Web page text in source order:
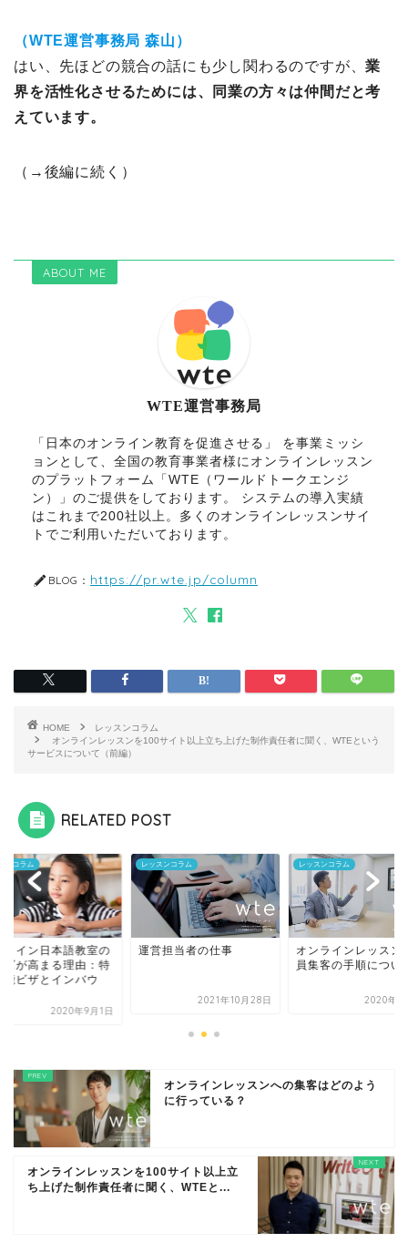
（WTE運営事務局 森山）
はい、先ほどの競合の話にも少し関わるのですが、業
界を活性化させるためには、同業の方々は仲間だと考
えています。
（→後編に続く）
ABOUT ME
WTE運営事務局
「日本のオンライン教育を促進させる」 を事業ミッシ
ョンとして、全国の教育事業者様にオンラインレッスン
のプラットフォーム「WTE（ワールドトークエンジ
ン）」のご提供をしております。 システムの導入実績
はこれまで200社以上。多くのオンラインレッスンサイ
トでご利用いただいております。
BLOG： https://pr.wte.jp/column
HOME
レッスンコラム
オンラインレッスンを100サイト以上立ち上げた制作責任者に聞く、WTEという
サービスについて（前編）
RELATED POST
ンコラム
ライン日本語教室の
ズが高まる理由：特
能ビザとインバウ
2020年9月1日
レッスンコラム
運営担当者の仕事
2021年10月28日
レッスンコラム
オンラインレッスン
員集客の手順につい
2020年7
オンラインレッスンへの集客はどのよう
に行っている？
オンラインレッスンを100サイト以上立
ち上げた制作責任者に聞く、WTEと...